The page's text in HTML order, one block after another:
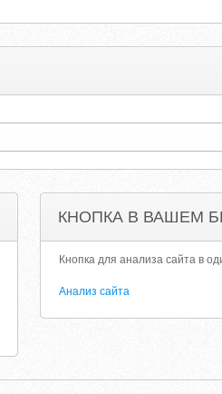
КНОПКА В ВАШЕМ
Кнопка для анализа сайта в
Анализ сайта